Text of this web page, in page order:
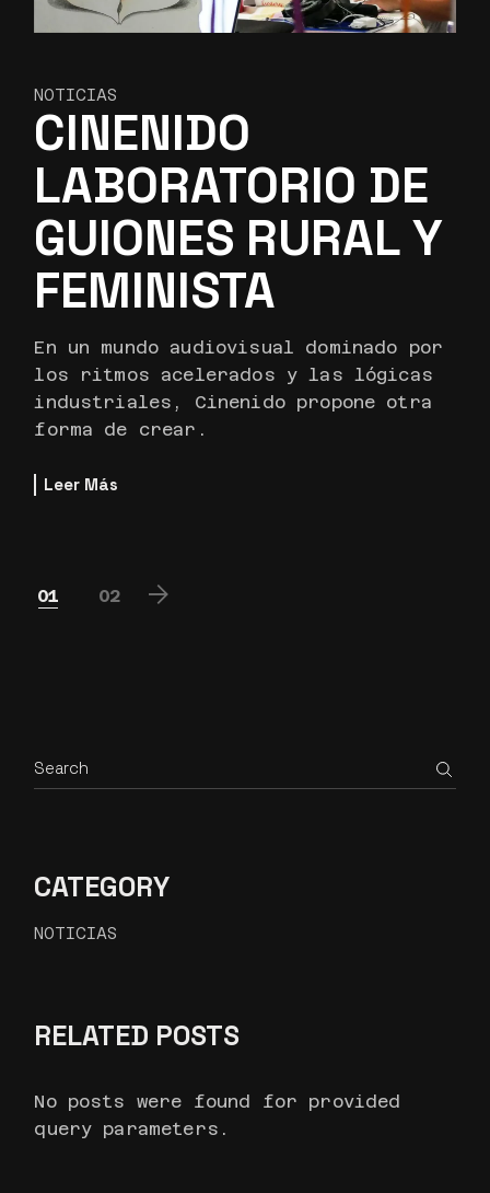
NOTICIAS
CINENIDO
LABORATORIO DE
GUIONES RURAL Y
FEMINISTA
En un mundo audiovisual dominado por
los ritmos acelerados y las lógicas
industriales, Cinenido propone otra
forma de crear.
Leer Más
PAGINACIÓN
01 02
CATEGORY
NOTICIAS
RELATED POSTS
No posts were found for provided
query parameters.